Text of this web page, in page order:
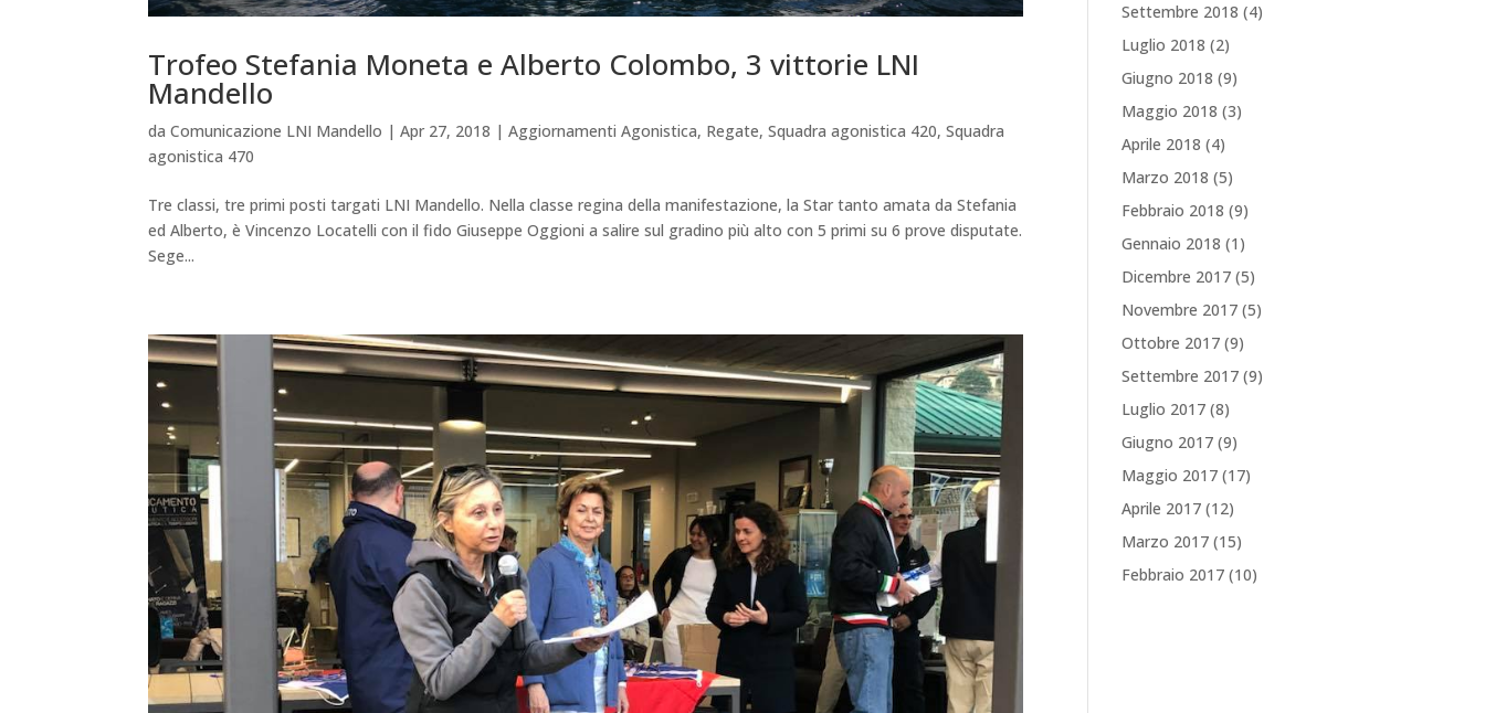
Trofeo Stefania Moneta e Alberto Colombo, 3 vittorie LNI
Mandello
daComunicazione LNI Mandello |Apr 27, 2018 |Aggiornamenti Agonistica, Regate,Squadra agonistica 420,Squadra
agonistica 470
Tre classi, tre primi posti targati LNI Mandello. Nella classe regina della manifestazione, la Star tanto amata da Stefania
ed Alberto, è Vincenzo Locatelli con il fido Giuseppe Oggioni a salire sul gradino più alto con 5 primi su 6 prove disputate.
Sege...
Settembre 2018 (4)
Luglio 2018 (2)
Giugno 2018 (9)
Maggio 2018 (3)
Aprile 2018 (4)
Marzo 2018 (5)
Febbraio 2018 (9)
Gennaio 2018 (1)
Dicembre 2017 (5)
Novembre 2017 (5)
Ottobre 2017 (9)
Settembre 2017 (9)
Luglio 2017 (8)
Giugno 2017 (9)
Maggio 2017 (17)
Aprile 2017 (12)
Marzo 2017 (15)
Febbraio 2017 (10)